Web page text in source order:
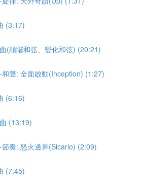
(3:17)
(順階和弦、變化和弦) (20:21)
和聲: 全面啟動(Inception) (1:27)
(6:16)
(13:19)
奏: 怒火邊界(Sicario) (2:09)
(7:45)